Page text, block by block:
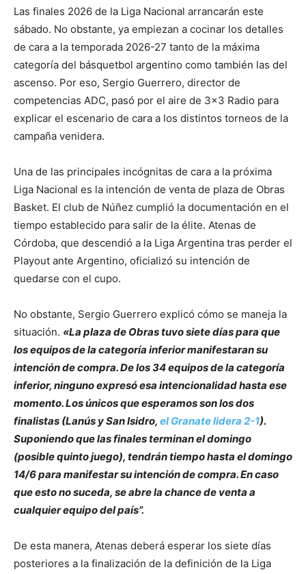
Las finales 2026 de la Liga Nacional arrancarán este
sábado. No obstante, ya empiezan a cocinar los detalles
de cara a la temporada 2026-27 tanto de la máxima
categoría del básquetbol argentino como también las del
ascenso. Por eso, Sergio Guerrero, director de
competencias ADC, pasó por el aire de 3×3 Radio para
explicar el escenario de cara a los distintos torneos de la
campaña venidera.
Una de las principales incógnitas de cara a la próxima
Liga Nacional es la intención de venta de plaza de Obras
Basket. El club de Núñez cumplió la documentación en el
tiempo establecido para salir de la élite. Atenas de
Córdoba, que descendió a la Liga Argentina tras perder el
Playout ante Argentino, oficializó su intención de
quedarse con el cupo.
No obstante, Sergio Guerrero explicó cómo se maneja la
situación. «La plaza de Obras tuvo siete días para que
los equipos de la categoría inferior manifestaran su
intención de compra. De los 34 equipos de la categoría
inferior, ninguno expresó esa intencionalidad hasta ese
momento. Los únicos que esperamos son los dos
finalistas (Lanús y San Isidro, el Granate lidera 2-1).
Suponiendo que las finales terminan el domingo
(posible quinto juego), tendrán tiempo hasta el domingo
14/6 para manifestar su intención de compra. En caso
que esto no suceda, se abre la chance de venta a
cualquier equipo del país”.
De esta manera, Atenas deberá esperar los siete días
posteriores a la finalización de la definición de la Liga